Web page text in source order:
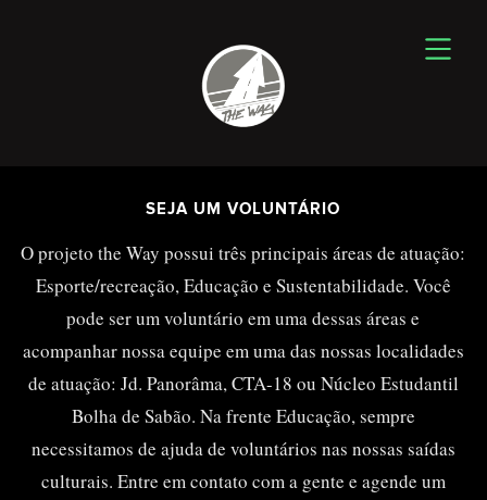
SEJA UM VOLUNTÁRIO
O projeto the Way possui três principais áreas de atuação:
Esporte/recreação, Educação e Sustentabilidade. Você
pode ser um voluntário em uma dessas áreas e
acompanhar nossa equipe em uma das nossas localidades
de atuação: Jd. Panorâma, CTA-18 ou Núcleo Estudantil
Bolha de Sabão. Na frente Educação, sempre
necessitamos de ajuda de voluntários nas nossas saídas
culturais. Entre em contato com a gente e agende um